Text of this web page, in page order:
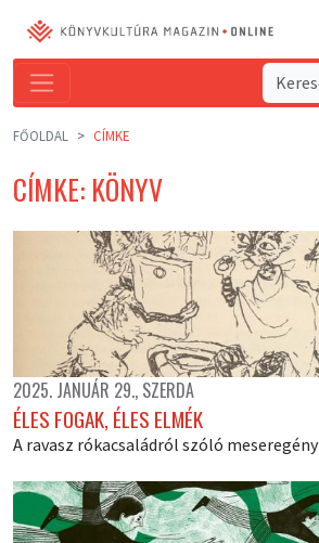
FŐOLDAL CÍMKE
CÍMKE: KÖNYV
2025. JANUÁR 29., SZERDA
ÉLES FOGAK, ÉLES ELMÉK
A ravasz rókacsaládról szóló meseregény